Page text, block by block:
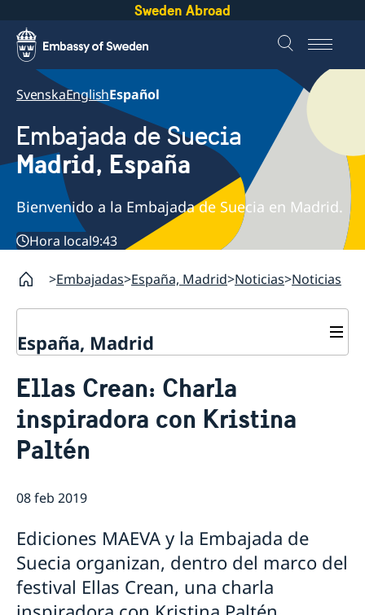
Sweden Abroad
SvenskaEnglishEspañol
Embajada de Suecia
Madrid, España
Bienvenido a la Embajada de Suecia en Madrid.
Hora local9:43
Embajadas España, Madrid Noticias Noticias
España, Madrid
Sobre nosotros
Personal en la embajada
Reglamento General de Protección de Datos (RGPD)
Solicitud de acceso a documentos públicos
Noticias
Noticias
Prioridades en la promoción cultural y comercial
Ellas Crean: Charla
inspiradora con Kristina
Paltén
08 feb 2019
Ediciones MAEVA y la Embajada de
Suecia organizan, dentro del marco del
festival Ellas Crean, una charla